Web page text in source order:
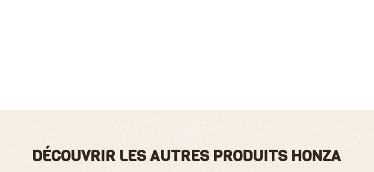
DÉCOUVRIR LES AUTRES PRODUITS HONZA